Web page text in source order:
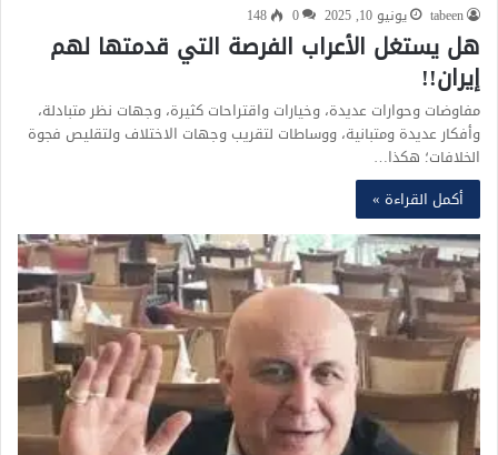
tabeen
يونيو 10, 2025 0
148
هل يستغل الأعراب الفرصة التي قدمتها لهم
إيران!!
مفاوضات وحوارات عديدة، وخيارات واقتراحات كثيرة، وجهات نظر متبادلة،
وأفكار عديدة ومتبانية، ووساطات لتقريب وجهات الاختلاف ولتقليص فجوة
الخلافات؛ هكذا…
أكمل القراءة »